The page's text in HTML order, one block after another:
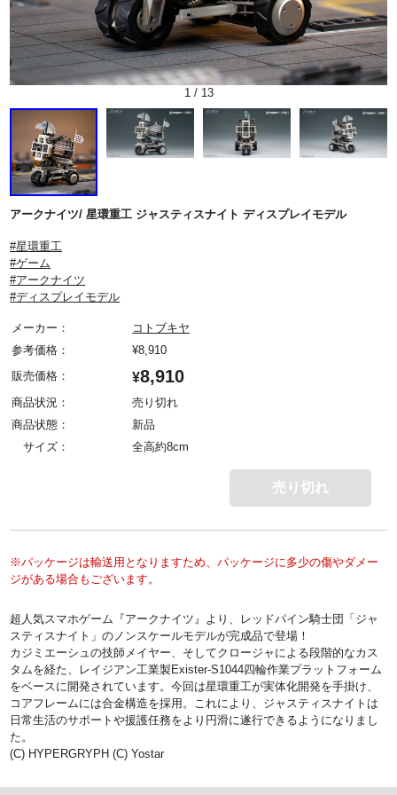
1 / 13
アークナイツ/ 星環重工 ジャスティスナイト ディスプレイモデル
#星環重工
#ゲーム
#アークナイツ
#ディスプレイモデル
メーカー：
コトブキヤ
参考価格：
¥8,910
販売価格：
¥8,910
商品状況：
売り切れ
商品状態：
新品
サイズ：
全高約8cm
売り切れ
※パッケージは輸送用となりますため、パッケージに多少の傷やダメー
ジがある場合もございます。
超人気スマホゲーム『アークナイツ』より、レッドパイン騎士団「ジャ
スティスナイト」のノンスケールモデルが完成品で登場！
カジミエーシュの技師メイヤー、そしてクロージャによる段階的なカス
タムを経た、レイジアン工業製Exister-S1044四輪作業プラットフォーム
をベースに開発されています。今回は星環重工が実体化開発を手掛け、
コアフレームには合金構造を採用。これにより、ジャスティスナイトは
日常生活のサポートや援護任務をより円滑に遂行できるようになりまし
た。
(C) HYPERGRYPH (C) Yostar